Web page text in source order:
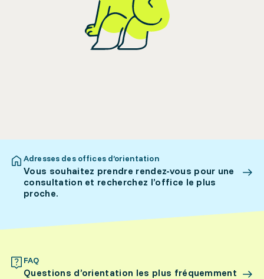
Adresses des offices d’orientation
Vous souhaitez prendre rendez-vous pour une
consultation et recherchez l’office le plus
proche.
FAQ
Questions d’orientation les plus fréquemment